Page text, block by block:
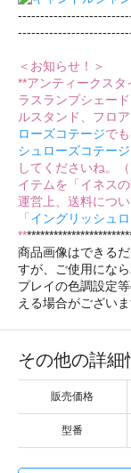
＜お知らせ！＞
**アンティークス
ラスランプシェー
ルスタンド、フロ
ローズコテージで
シュローズコテー
してくださいね。
イテムを「イネス
運営上、送料につ
「 イングリッシュ
**
商品画像はできる
すが、ご使用にな
プレイの色調設定
える場合がござい
その他の詳細
販売価格
型番